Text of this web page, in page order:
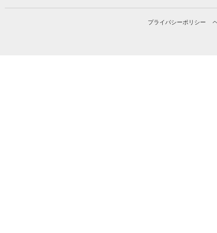
プライバシーポリシー